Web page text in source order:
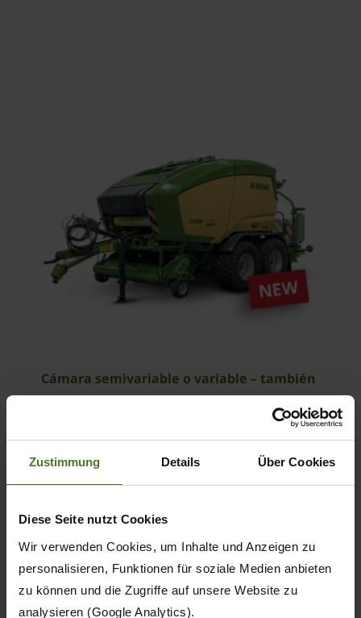
Zustimmung Details Über Cookies
Diese Seite nutzt Cookies
Wir verwenden Cookies, um Inhalte und Anzeigen zu
personalisieren, Funktionen für soziale Medien anbieten
zu können und die Zugriffe auf unsere Website zu
analysieren (Google Analytics).
Cámara semivariable o variable – también
como combinación de empacado y encintado